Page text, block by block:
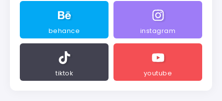
behance instagram
tiktok youtube